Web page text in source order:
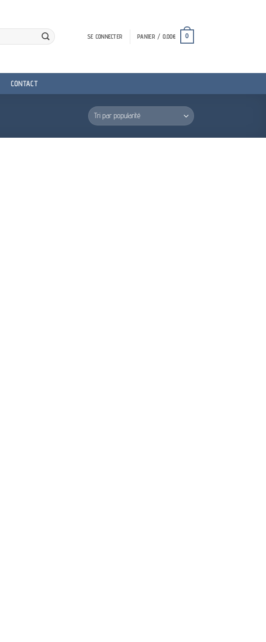
SE CONNECTER PANIER / 0.00€ 0
CONTACT